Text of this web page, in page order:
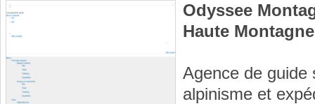
Odyssee
Haute Montagne
Agence de guide
alpinisme et